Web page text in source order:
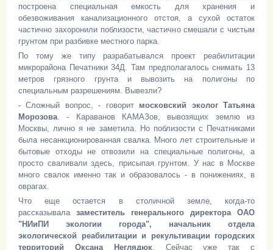
построена специальная емкость для хранения и
обезвоживания канализационного отстоя, а сухой остаток
частично захоронили поблизости, частично смешали с чистым
грунтом при разбивке местного парка.
По тому же типу разрабатывался проект реабилитации
микрорайона Печатники 34Д. Там предполагалось снимать 13
метров грязного грунта и вывозить на полигоны по
специальным разрешениям. Вывезли?
- Сложный вопрос, - говорит московский эколог Татьяна
Морозова. - Караванов КАМАЗов, вывозящих землю из
Москвы, лично я не заметила. Но поблизости с Печатниками
была несанкционированная свалка. Много лет строительные и
бытовые отходы не отвозили на специальные полигоны, а
просто сваливали здесь, присыпая грунтом. У нас в Москве
много свалок именно так и образовалось - в понижениях, в
оврагах.
Что еще остается в столичной земле, когда-то
рассказывала заместитель генерального директора ОАО
"НИиПИ экологии города", начальник отдела
экологической реабилитации и рекультивации городских
территорий Оксана Неглядюк. Сейчас уже так с